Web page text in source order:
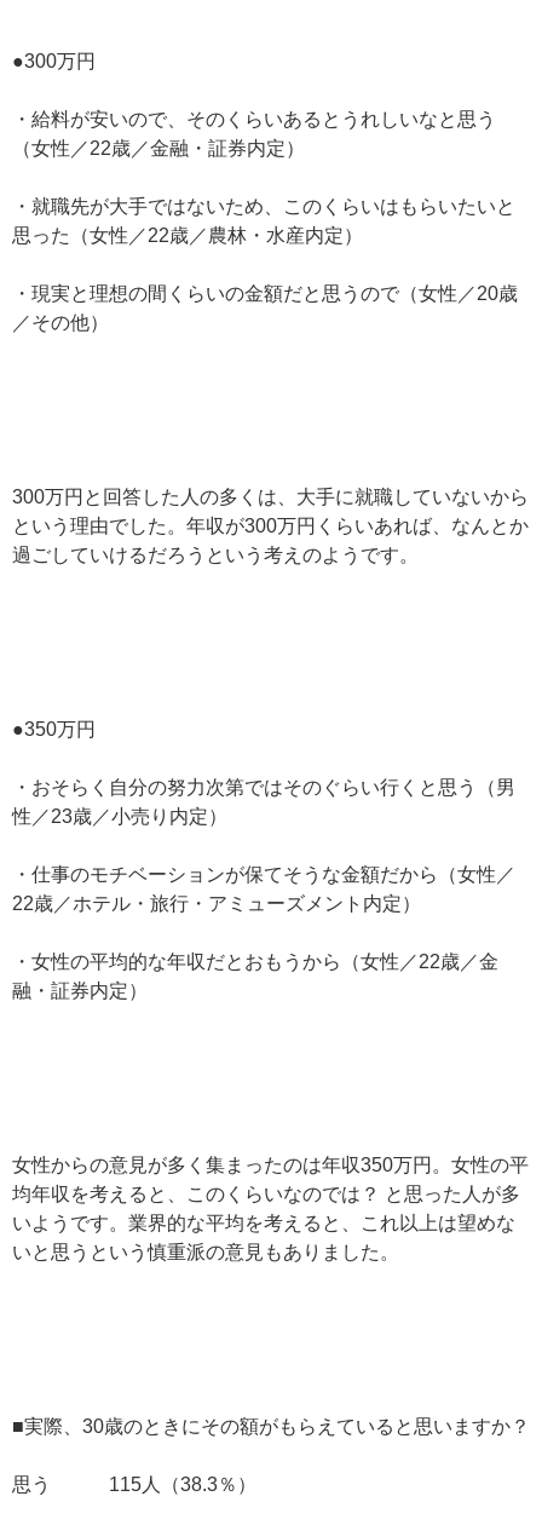
●300万円
・給料が安いので、そのくらいあるとうれしいなと思う
（女性／22歳／金融・証券内定）
・就職先が大手ではないため、このくらいはもらいたいと
思った（女性／22歳／農林・水産内定）
・現実と理想の間くらいの金額だと思うので（女性／20歳
／その他）
300万円と回答した人の多くは、大手に就職していないから
という理由でした。年収が300万円くらいあれば、なんとか
過ごしていけるだろうという考えのようです。
●350万円
・おそらく自分の努力次第ではそのぐらい行くと思う（男
性／23歳／小売り内定）
・仕事のモチベーションが保てそうな金額だから（女性／
22歳／ホテル・旅行・アミューズメント内定）
・女性の平均的な年収だとおもうから（女性／22歳／金
融・証券内定）
女性からの意見が多く集まったのは年収350万円。女性の平
均年収を考えると、このくらいなのでは？ と思った人が多
いようです。業界的な平均を考えると、これ以上は望めな
いと思うという慎重派の意見もありました。
■実際、30歳のときにその額がもらえていると思いますか？
思う 115人（38.3％）